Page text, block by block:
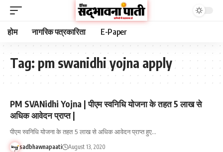
होम नागरिक पत्रकारिता E-Paper
Tag: pm swanidhi yojna apply
PM SVANidhi Yojna | पीएम स्वनिधि योजना के तहत 5 लाख से
अधिक आवेदन प्राप्त |
पीएम स्वनिधि योजना के तहत 5 लाख से अधिक आवेदन प्राप्त हुए…
sadbhawnapaati August 13, 2020